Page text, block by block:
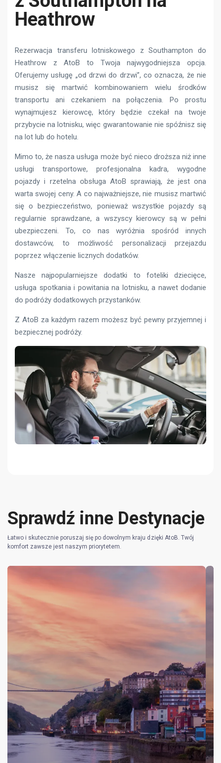
Heathrow
Rezerwacja transferu lotniskowego z Southampton do
Heathrow z AtoB to Twoja najwygodniejsza opcja.
Oferujemy usługę „od drzwi do drzwi”, co oznacza, że ​​nie
musisz się martwić kombinowaniem wielu środków
transportu ani czekaniem na połączenia. Po prostu
wynajmujesz kierowcę, który będzie czekał na twoje
przybycie na lotnisku, więc gwarantowanie nie spóźnisz się
na lot lub do hotelu.
Mimo to, że nasza usługa może być nieco droższa niż inne
usługi transportowe, profesjonalna kadra, wygodne
pojazdy i rzetelna obsługa AtoB sprawiają, że jest ona
warta swojej ceny. A co najważniejsze, nie musisz martwić
się o bezpieczeństwo, ponieważ wszystkie pojazdy są
regularnie sprawdzane, a wszyscy kierowcy są w pełni
ubezpieczeni. To, co nas wyróżnia spośród innych
dostawców, to możliwość personalizacji przejazdu
poprzez włączenie licznych dodatków.
Nasze najpopularniejsze dodatki to foteliki dziecięce,
usługa spotkania i powitania na lotnisku, a nawet dodanie
do podróży dodatkowych przystanków.
Z AtoB za każdym razem możesz być pewny przyjemnej i
bezpiecznej podróży.
Sprawdź inne Destynacje
Łatwo i skutecznie poruszaj się po dowolnym kraju dzięki AtoB. Twój
komfort zawsze jest naszym priorytetem.